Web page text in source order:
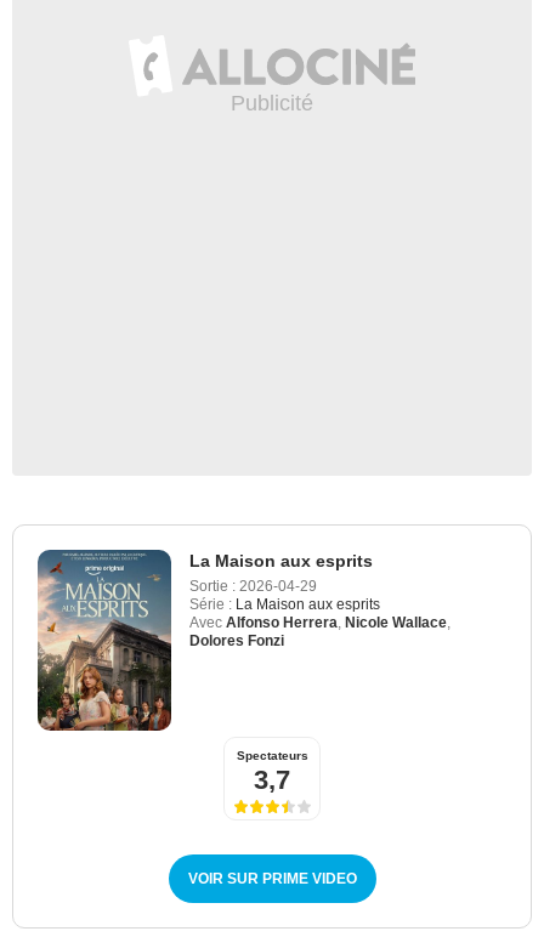
La Maison aux esprits
Sortie : 2026-04-29
Série : La Maison aux esprits
Avec Alfonso Herrera Nicole Wallace
Dolores Fonzi
Spectateurs
3,7
VOIR SUR PRIME VIDEO